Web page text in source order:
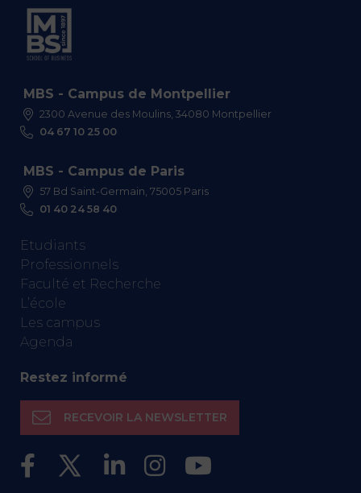
MBS - Campus de Montpellier
2300 Avenue des Moulins, 34080 Montpellier
04 67 10 25 00
MBS - Campus de Paris
57 Bd Saint-Germain, 75005 Paris
01 40 24 58 40
Etudiants
Professionnels
Faculté et Recherche
L’école
Les campus
Agenda
Restez informé
RECEVOIR LA NEWSLETTER